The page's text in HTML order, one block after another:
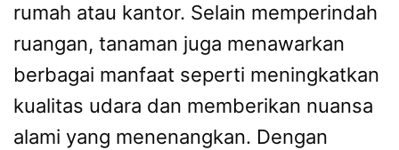
rumah atau kantor. Selain memperindah
ruangan, tanaman juga menawarkan
berbagai manfaat seperti meningkatkan
kualitas udara dan memberikan nuansa
alami yang menenangkan. Dengan